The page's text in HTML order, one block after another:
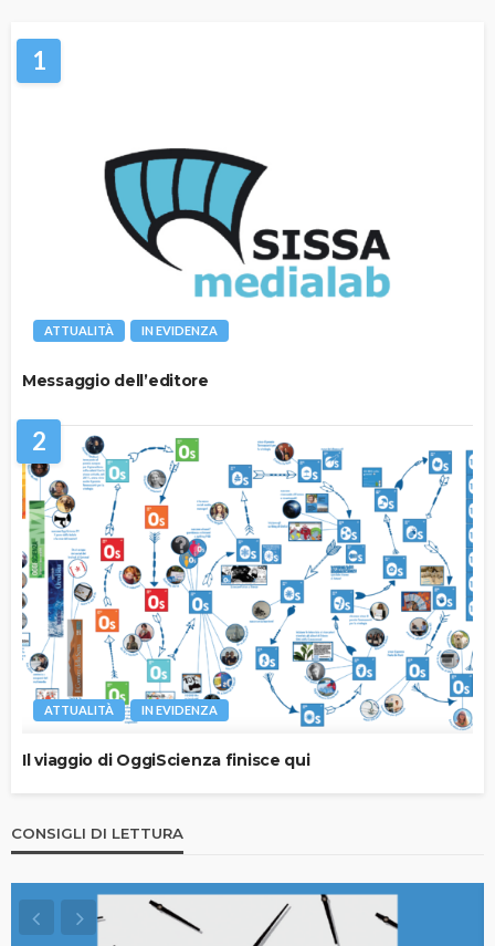
1
ATTUALITÀ IN EVIDENZA
Messaggio dell’editore
2
ATTUALITÀ IN EVIDENZA
Il viaggio di OggiScienza finisce qui
CONSIGLI DI LETTURA